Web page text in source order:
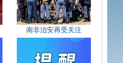
南非治安再受关注